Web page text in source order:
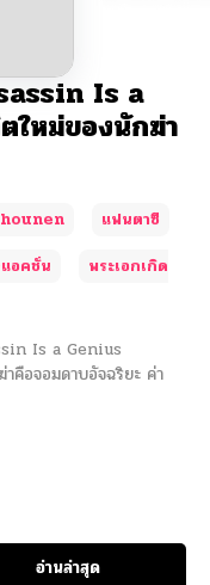
Is a
ใหม่ของนักฆ่า
แฟนตาซี
อคชั่น
พระเอกเกิด
Is a Genius
คือจอมดาบอัจฉริยะ ค่า
อ่านล่าสุด